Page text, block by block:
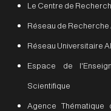
Le Centre de
Réseau de Recherche
Réseau Universitaire
Espace de
Scientifique
Agence